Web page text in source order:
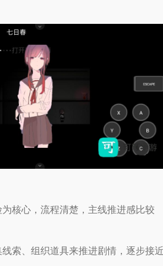
核心，流程清楚，主线推进感比较
索、组织道具来推进剧情，逐步接